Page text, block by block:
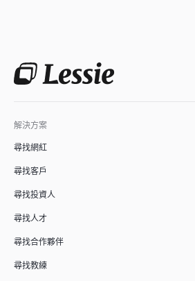
解決方案
尋找網紅
尋找客戶
尋找投資人
尋找人才
尋找合作夥伴
尋找教練